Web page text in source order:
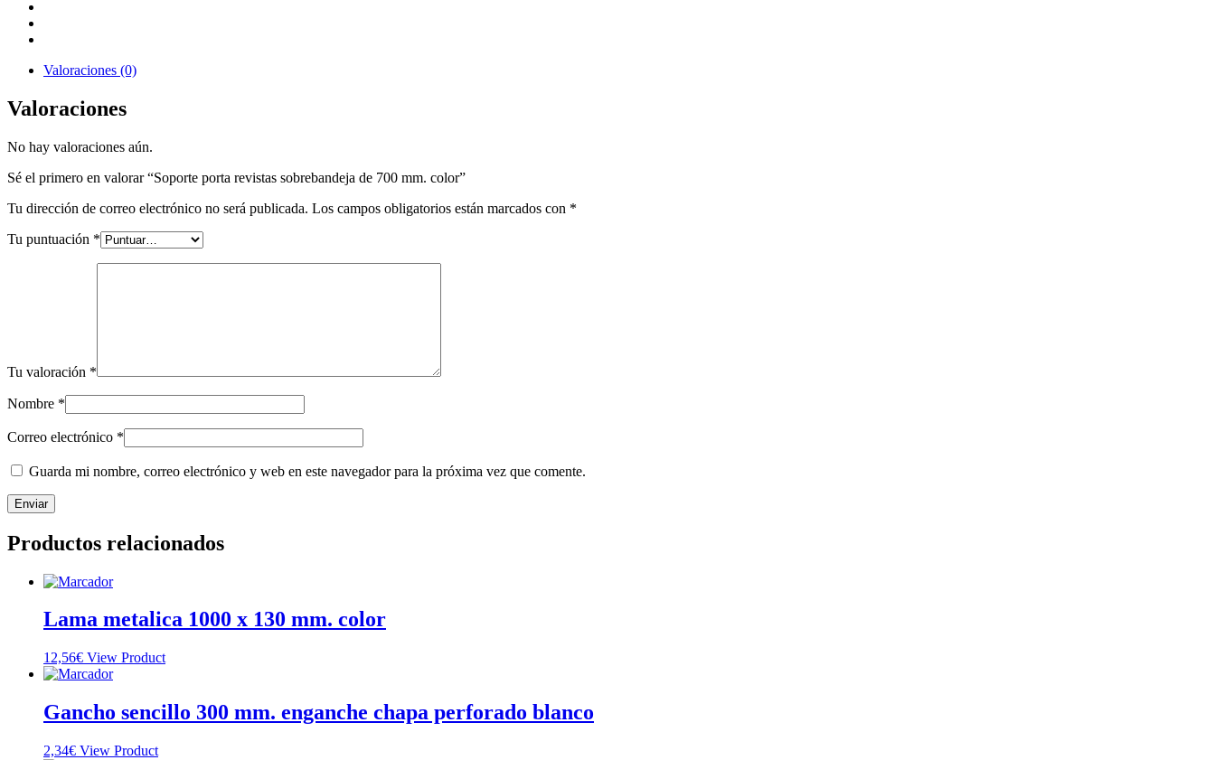
Valoraciones (0)
Valoraciones
No hay valoraciones aún.
Sé el primero en valorar “Soporte porta revistas sobrebandeja de 700 mm. color”
Tu dirección de correo electrónico no será publicada. Los campos obligatorios están marcados con *
Tu puntuación *
Tu valoración *
Nombre *
Correo electrónico *
Guarda mi nombre, correo electrónico y web en este navegador para la próxima vez que comente.
Productos relacionados
Lama metalica 1000 x 130 mm. color
12,56€ View Product
Gancho sencillo 300 mm. enganche chapa perforado blanco
2,34€ View Product